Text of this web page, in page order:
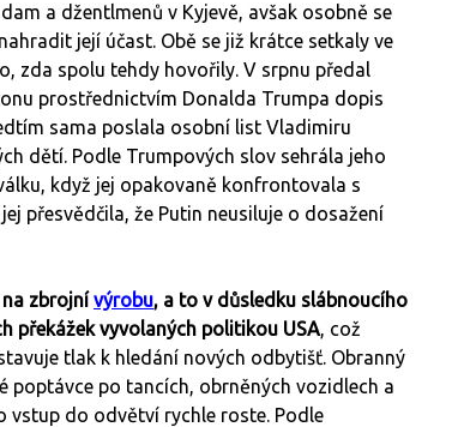
a džentlmenů v Kyjevě, avšak osobně se
její účast. Obě se již krátce setkaly ve
zda spolu tehdy hovořily. V srpnu předal
prostřednictvím Donalda Trumpa dopis
sama poslala osobní list Vladimiru
dětí. Podle Trumpových slov sehrála jeho
když jej opakovaně konfrontovala s
přesvědčila, že Putin neusiluje o dosažení
zbrojnívýrobu, a to v důsledku slábnoucího
překážek vyvolaných politikou USA, což
tlak k hledání nových odbytišť. Obranný
poptávce po tancích, obrněných vozidlech a
vstup do odvětví rychle roste. Podle